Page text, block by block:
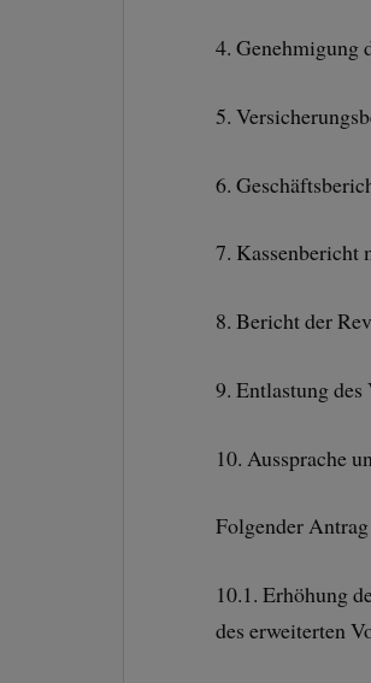
4. Genehmigung
5.
6.
7. Kassenbericht
8. Bericht der
9. Entlastung des
10. Aussprache
Folgender
10.1. Erhöhung
des erweiterten